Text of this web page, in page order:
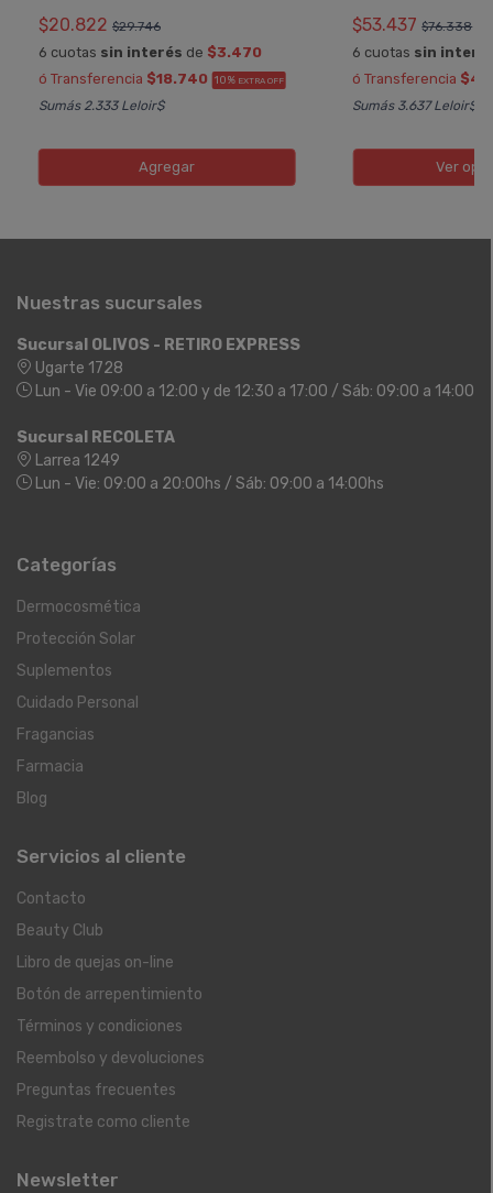
$20.822 $29.746
6 cuotas sin interés de $3.470
ó Transferencia $18.740 10% EXTRA OFF
Sumás 2.333 Leloir$
Agregar
$53.437 $76.338
6 cuotas sin
ó Transferencia
Sumás 3.637 Leloir$
Ver
Nuestras sucursales
Sucursal OLIVOS - RETIRO EXPRESS
Ugarte 1728
Lun - Vie 09:00 a 12:00 y de 12:30 a 17:00 / Sáb: 09:00 a 14:00
Sucursal RECOLETA
Larrea 1249
Lun - Vie: 09:00 a 20:00hs / Sáb: 09:00 a 14:00hs
Categorías
Dermocosmética
Protección Solar
Suplementos
Cuidado Personal
Fragancias
Farmacia
Blog
Servicios al cliente
Contacto
Beauty Club
Libro de quejas on-line
Botón de arrepentimiento
Términos y condiciones
Reembolso y devoluciones
Preguntas frecuentes
Registrate como cliente
Newsletter